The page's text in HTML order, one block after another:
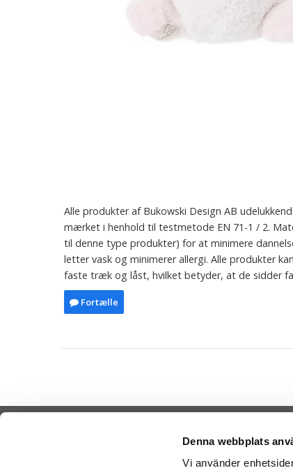
Denna webbplats
Vi använder
Alle produkter af Bukowski Design AB
mærket i henhold til testmetode EN 71-1 / 2.
til denne type produkter) for at minimere
letter vask og minimerer allergi. Alle produkter
faste træk og låst, hvilket betyder, at de sidder
Fortælle